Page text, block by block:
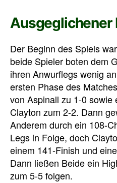
Ausgeglichener
Der Beginn des Spiels
beide Spieler boten dem
ihren Anwurflegs wenig
ersten Phase des
von Aspinall zu 1-0 sowie
Clayton zum 2-2. Dann
Anderem durch ein 108-
Legs in Folge, doch
einem 141-Finish und
Dann ließen Beide ein
zum 5-5 folgen.